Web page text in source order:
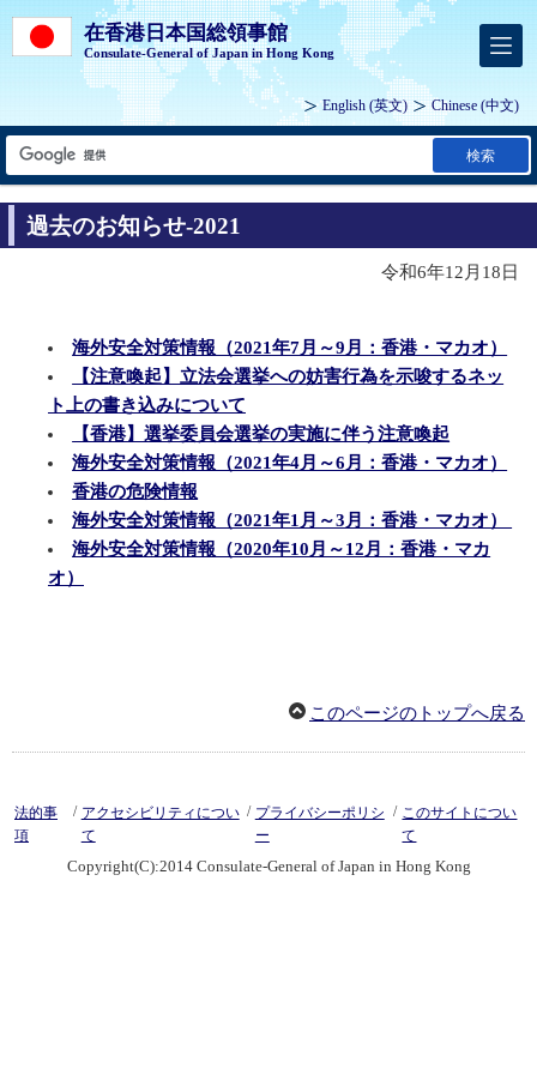
在香港日本国総領事館
Consulate-General of Japan in Hong Kong
English (英文) Chinese (中文)
検索
過去のお知らせ-2021
令和6年12月18日
海外安全対策情報（2021年7月～9月：香港・マカオ）
【注意喚起】立法会選挙への妨害行為を示唆するネッ
ト上の書き込みについて
【香港】選挙委員会選挙の実施に伴う注意喚起
海外安全対策情報（2021年4月～6月：香港・マカオ）
香港の危険情報
海外安全対策情報（2021年1月～3月：香港・マカオ）
海外安全対策情報（2020年10月～12月：香港・マカ
オ）
このページのトップへ戻る
法的事
項
/ アクセシビリティについ
て
/ プライバシーポリシ
ー
/ このサイトについ
て
Copyright(C):2014 Consulate-General of Japan in Hong Kong